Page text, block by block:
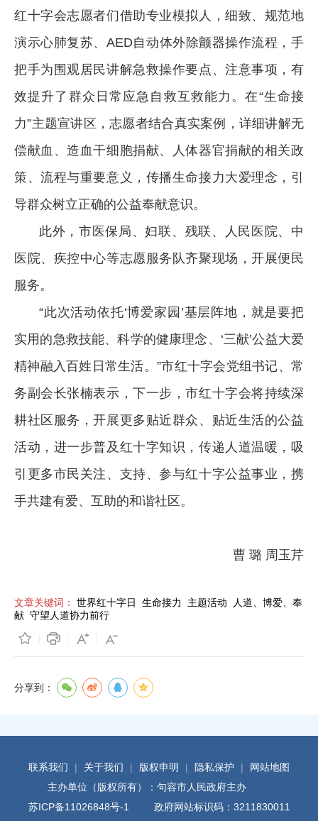
红十字会志愿者们借助专业模拟人，细致、规范地
演示心肺复苏、AED自动体外除颤器操作流程，手
把手为围观居民讲解急救操作要点、注意事项，有
效提升了群众日常应急自救互救能力。在“生命接
力”主题宣讲区，志愿者结合真实案例，详细讲解无
偿献血、造血干细胞捐献、人体器官捐献的相关政
策、流程与重要意义，传播生命接力大爱理念，引
导群众树立正确的公益奉献意识。
此外，市医保局、妇联、残联、人民医院、中
医院、疾控中心等志愿服务队齐聚现场，开展便民
服务。
“此次活动依托‘博爱家园’基层阵地，就是要把
实用的急救技能、科学的健康理念、‘三献’公益大爱
精神融入百姓日常生活。”市红十字会党组书记、常
务副会长张楠表示，下一步，市红十字会将持续深
耕社区服务，开展更多贴近群众、贴近生活的公益
活动，进一步普及红十字知识，传递人道温暖，吸
引更多市民关注、支持、参与红十字公益事业，携
手共建有爱、互助的和谐社区。
曹 璐 周玉芹
文章关键词： 世界红十字日 生命接力 主题活动
人道、博爱、奉
献 守望人道协力前行
分享到：
联系我们 | 关于我们 | 版权申明 | 隐私保护 |
网站地图
主办单位（版权所有）：句容市人民政府主办
苏ICP备11026848号-1
政府网站标识码：3211830011